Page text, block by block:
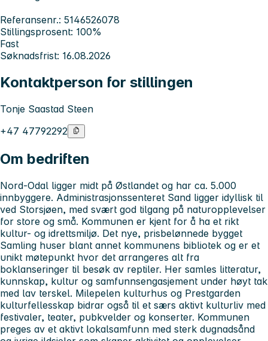
Referansenr.: 5146526078
Stillingsprosent: 100%
Fast
Søknadsfrist: 16.08.2026
Kontaktperson for stillingen
Tonje Saastad Steen
+47 47792292
Om bedriften
Nord-Odal ligger midt på Østlandet og har ca. 5.000
innbyggere. Administrasjonssenteret Sand ligger idyllisk til
ved Storsjøen, med svært god tilgang på naturopplevelser
for store og små. Kommunen er kjent for å ha et rikt
kultur- og idrettsmiljø. Det nye, prisbelønnede bygget
Samling huser blant annet kommunens bibliotek og er et
unikt møtepunkt hvor det arrangeres alt fra
boklanseringer til besøk av reptiler. Her samles litteratur,
kunnskap, kultur og samfunnsengasjement under høyt tak
med lav terskel. Milepelen kulturhus og Prestgarden
kulturfellesskap bidrar også til et særs aktivt kulturliv med
festivaler, teater, pubkvelder og konserter. Kommunen
preges av et aktivt lokalsamfunn med sterk dugnadsånd